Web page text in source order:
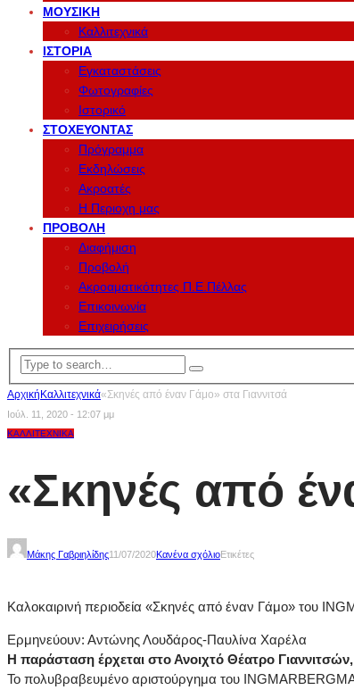
ΜΟΥΣΙΚΉ
Καλλιτεχνικά
ΙΣΤΟΡΊΑ
Εγκαταστάσεις
Φωτογραφίες
Ιστορικό
ΣΤΟΧΕΎΟΝΤΑΣ
Πρόγραμμα
Εκδηλώσεις
Ακροατές
Η Περιοχη μας
ΠΡΟΒΟΛΉ
Διαφήμιση
Προβολή
Ακροαματικότητες Π.Ε.Πέλλας
Επικοινωνία
Επιχειρήσεις
ΑρχικήΚαλλιτεχνικά«Σκηνές από έναν Γάμο» στα Γιαννιτσά
Ιούλ. 11, 2020 - 12:07 μμ
ΚΑΛΛΙΤΕΧΝΙΚΆ
«Σκηνές από
Μάκης Γαβριηλίδης11/07/2020Κανένα σχόλιοΕτικέτες
Καλοκαιρινή περιοδεία «Σκηνές από έναν Γάμο» του
Ερμηνεύουν: Αντώνης Λουδάρος-Παυλίνα Χαρέλα
Η παράσταση έρχεται στο Ανοιχτό Θέατρο Γιαννιτσών,
Το πολυβραβευμένο αριστούργημα του